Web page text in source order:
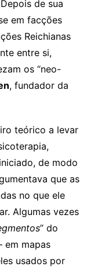
de sua
em facções
Reichianas
entre si,
os “neo-
, fundador da
teórico a levar
de modo
que as
no que ele
Algumas vezes
” do
em mapas
usados por